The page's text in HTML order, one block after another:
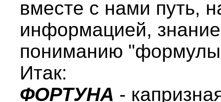
вместе с нами путь,
информацией, знание
пониманию
Итак:
ФОРТУНА -